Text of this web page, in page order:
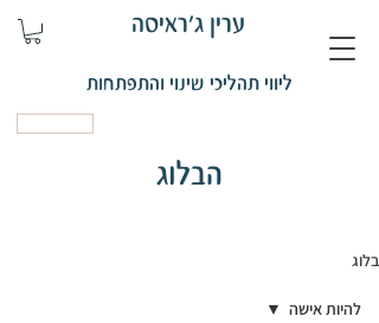
ערין ג'ראיסה
ליווי תהליכי שינוי והתפתחות
הבלוג
בלוג
להיות אישה